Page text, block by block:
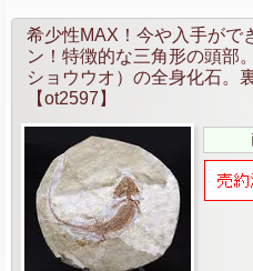
希少性MAX！今や入手がで
ン！特徴的な三角形の頭部
ショウウオ）の全身化石。
【ot2597】